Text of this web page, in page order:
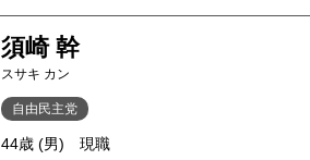
須崎 幹
スサキ カン
自由民主党
44歳 (男) 現職